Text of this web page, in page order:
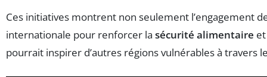
Ces initiatives montrent non seulement l’engagement
internationale pour renforcer la sécurité alimentaire
pourrait inspirer d’autres régions vulnérables à travers